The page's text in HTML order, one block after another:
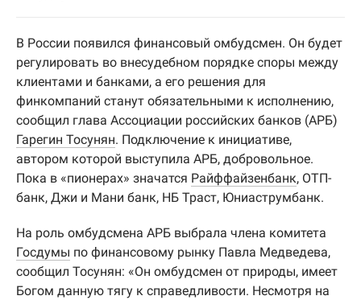
В России появился финансовый омбудсмен. Он будет
регулировать во внесудебном порядке споры между
клиентами и банками, а его решения для
финкомпаний станут обязательными к исполнению,
сообщил глава Ассоциации российских банков (АРБ)
Гарегин Тосунян. Подключение к инициативе,
автором которой выступила АРБ, добровольное.
Пока в «пионерах» значатся Райффайзенбанк, ОТП-
банк, Джи и Мани банк, НБ Траст, Юниаструмбанк.
На роль омбудсмена АРБ выбрала члена комитета
Госдумы по финансовому рынку Павла Медведева,
сообщил Тосунян: «Он омбудсмен от природы, имеет
Богом данную тягу к справедливости. Несмотря на